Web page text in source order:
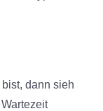
dann sieh